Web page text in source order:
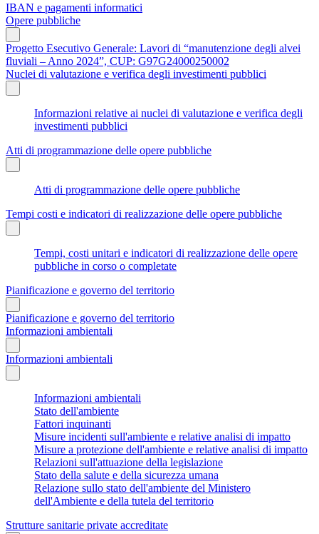
IBAN e pagamenti informatici
Opere pubbliche
Progetto Esecutivo Generale: Lavori di “manutenzione degli alvei
fluviali – Anno 2024”, CUP: G97G24000250002
Nuclei di valutazione e verifica degli investimenti pubblici
Informazioni relative ai nuclei di valutazione e verifica degli
investimenti pubblici
Atti di programmazione delle opere pubbliche
Atti di programmazione delle opere pubbliche
Tempi costi e indicatori di realizzazione delle opere pubbliche
Tempi, costi unitari e indicatori di realizzazione delle opere
pubbliche in corso o completate
Pianificazione e governo del territorio
Pianificazione e governo del territorio
Informazioni ambientali
Informazioni ambientali
Informazioni ambientali
Stato dell'ambiente
Fattori inquinanti
Misure incidenti sull'ambiente e relative analisi di impatto
Misure a protezione dell'ambiente e relative analisi di impatto
Relazioni sull'attuazione della legislazione
Stato della salute e della sicurezza umana
Relazione sullo stato dell'ambiente del Ministero
dell'Ambiente e della tutela del territorio
Strutture sanitarie private accreditate